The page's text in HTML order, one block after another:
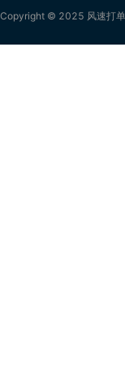
Copyright © 2025 风速打单